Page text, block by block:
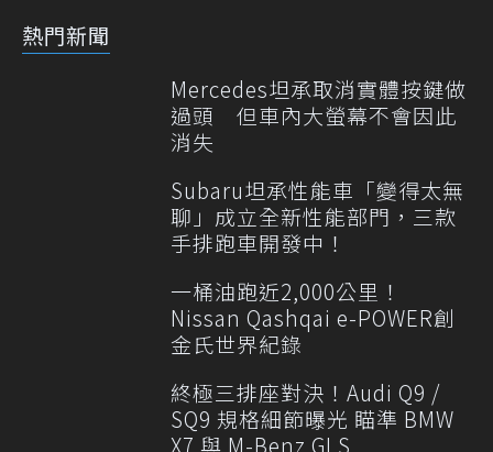
熱門新聞
Mercedes坦承取消實體按鍵做
過頭 但車內大螢幕不會因此
消失
Subaru坦承性能車「變得太無
聊」成立全新性能部門，三款
手排跑車開發中！
一桶油跑近2,000公里！
Nissan Qashqai e-POWER創
金氏世界紀錄
終極三排座對決！Audi Q9 /
SQ9 規格細節曝光 瞄準 BMW
X7 與 M-Benz GLS